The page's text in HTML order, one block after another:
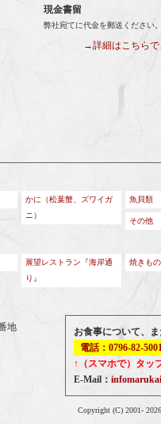
現金書留
弊社宛てに代金を郵送ください
→詳細はこちら
かに（松葉蟹、ズワイガ
ニ）
魚貝類
その他
展望レストラン『海岸通
り』
焼きも
地
お食事について、
電話：0796-82-
↑（スマホで）タッ
E-Mail：
Copyright (C) 2001-